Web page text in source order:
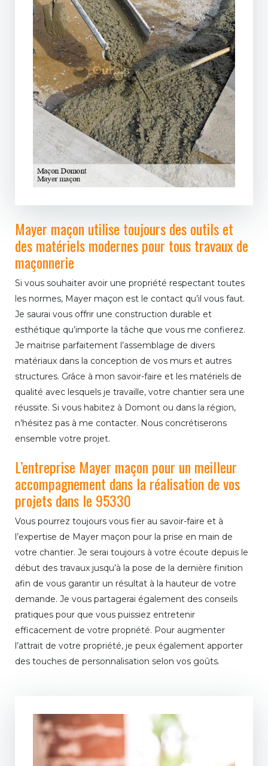
Mayer maçon utilise toujours des outils et
des matériels modernes pour tous travaux de
maçonnerie
Si vous souhaiter avoir une propriété respectant toutes
les normes, Mayer maçon est le contact qu’il vous faut.
Je saurai vous offrir une construction durable et
esthétique qu’importe la tâche que vous me confierez.
Je maitrise parfaitement l’assemblage de divers
matériaux dans la conception de vos murs et autres
structures. Grâce à mon savoir-faire et les matériels de
qualité avec lesquels je travaille, votre chantier sera une
réussite. Si vous habitez à Domont ou dans la région,
n’hésitez pas à me contacter. Nous concrétiserons
ensemble votre projet.
L’entreprise Mayer maçon pour un meilleur
accompagnement dans la réalisation de vos
projets dans le 95330
Vous pourrez toujours vous fier au savoir-faire et à
l’expertise de Mayer maçon pour la prise en main de
votre chantier. Je serai toujours à votre écoute depuis le
début des travaux jusqu’à la pose de la dernière finition
afin de vous garantir un résultat à la hauteur de votre
demande. Je vous partagerai également des conseils
pratiques pour que vous puissiez entretenir
efficacement de votre propriété. Pour augmenter
l’attrait de votre propriété, je peux également apporter
des touches de personnalisation selon vos goûts.